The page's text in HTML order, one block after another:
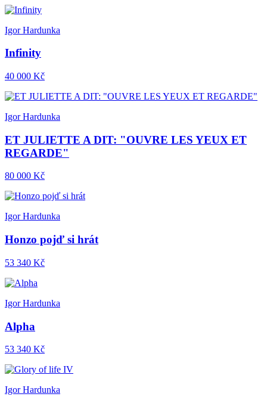
Igor Hardunka
Infinity
40 000 Kč
Igor Hardunka
ET JULIETTE A DIT: "OUVRE LES YEUX ET
REGARDE"
80 000 Kč
Igor Hardunka
Honzo pojď si hrát
53 340 Kč
Igor Hardunka
Alpha
53 340 Kč
Igor Hardunka